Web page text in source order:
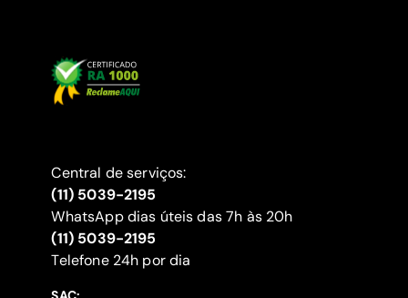
Central de serviços:
(11) 5039-2195
WhatsApp dias úteis das 7h às 20h
(11) 5039-2195
‍Telefone 24h por dia